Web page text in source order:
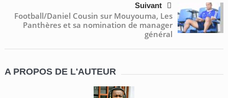
Suivant
Football/Daniel Cousin sur Mouyouma, Les
Panthères et sa nomination de manager
général
A PROPOS DE L'AUTEUR